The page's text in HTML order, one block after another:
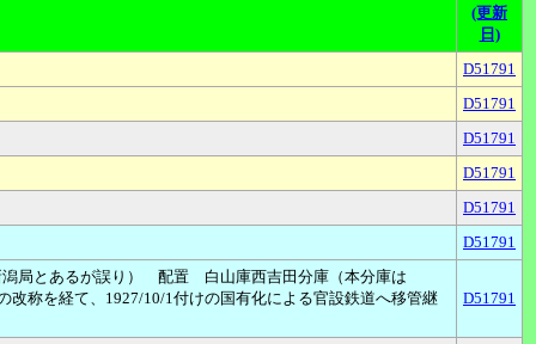
(更新
日)
D51791
D51791
D51791
D51791
D51791
D51791
局とあるが誤り） 配置 白山庫西吉田分庫（本分庫は
称を経て、1927/10/1付けの国有化による官設鉄道へ移管継
D51791